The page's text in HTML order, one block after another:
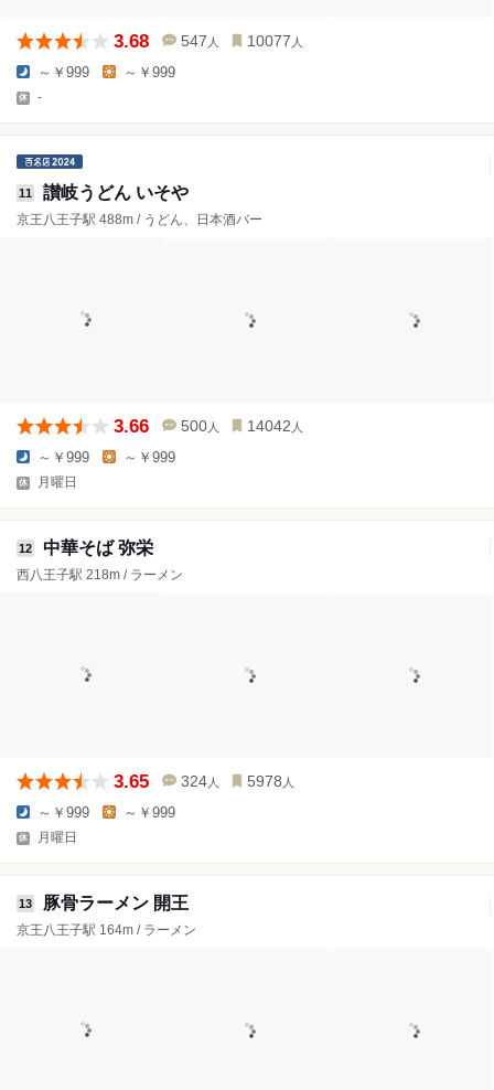
3.68 547 人 10077 人
～￥999 ～￥999
-
11 讃岐うどん いそや
京王八王子駅 488m / うどん、日本酒バー
3.66 500 人 14042 人
～￥999 ～￥999
月曜日
12 中華そば 弥栄
西八王子駅 218m / ラーメン
3.65 324 人 5978 人
～￥999 ～￥999
月曜日
13 豚骨ラーメン 開王
京王八王子駅 164m / ラーメン